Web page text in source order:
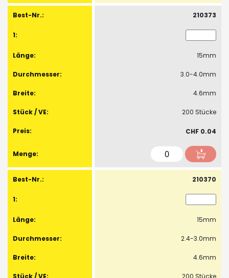
210373
15mm
3.0-4.0mm
4.6mm
200 Stücke
CHF 0.04
210370
15mm
2.4-3.0mm
4.6mm
200 Stücke